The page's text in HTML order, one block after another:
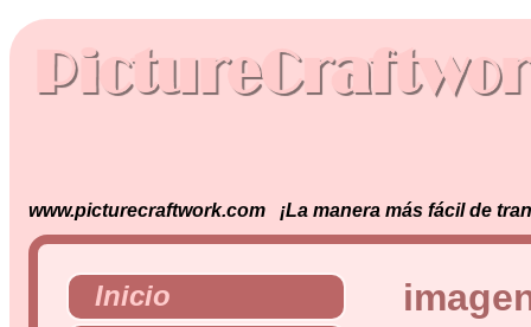
www.picturecraftwork.com ¡La manera más fácil de
Inicio